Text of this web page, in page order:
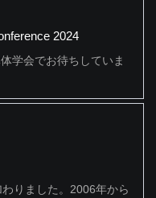
2024
学会でお待ちしていま
りました。2006年から